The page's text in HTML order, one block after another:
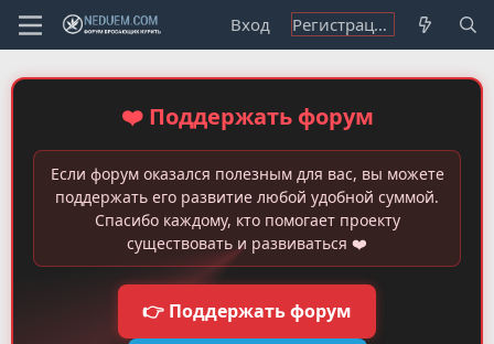
Вход Регистрация
❤️ Поддержать форум
Если форум оказался полезным для вас, вы можете
поддержать его развитие любой удобной суммой.
Спасибо каждому, кто помогает проекту
существовать и развиваться ❤️
👉 Поддержать форум